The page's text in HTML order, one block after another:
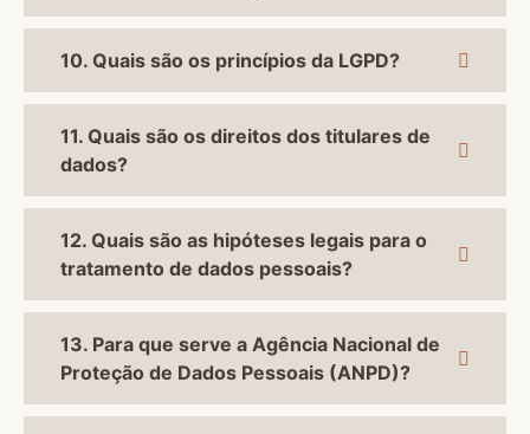
10. Quais são os princípios da LGPD?
11. Quais são os direitos dos titulares de
dados?
12. Quais são as hipóteses legais para o
tratamento de dados pessoais?
13. Para que serve a Agência Nacional de
Proteção de Dados Pessoais (ANPD)?